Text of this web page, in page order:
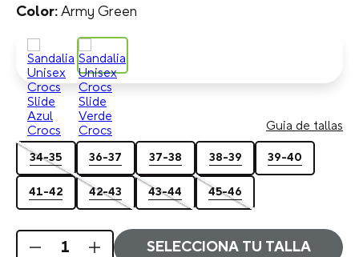
Army Green
Guia de tallas
34-35 36-37 37-38 38-39 39-40
41-42 42-43 43-44 45-46
SELECCIONA TU TALLA